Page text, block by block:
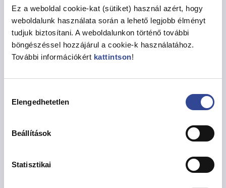
Ez a weboldal cookie-kat (sütiket) használ azért, hogy
weboldalunk használata során a lehető legjobb élményt
tudjuk biztosítani. A weboldalunkon történő további
böngészéssel hozzájárul a cookie-k használatához.
További információkért kattintson!
kiválasztása
Elengedhetetlen
Beállítások
Statisztikai
Weboldal címe
http://bolcsodek.bp13.hu/tartalom/ang
yalfoldi-csaladi-napkozi-halozat-
bemutatasa
Telefonszám
Fax
Email cím
Telephely címe